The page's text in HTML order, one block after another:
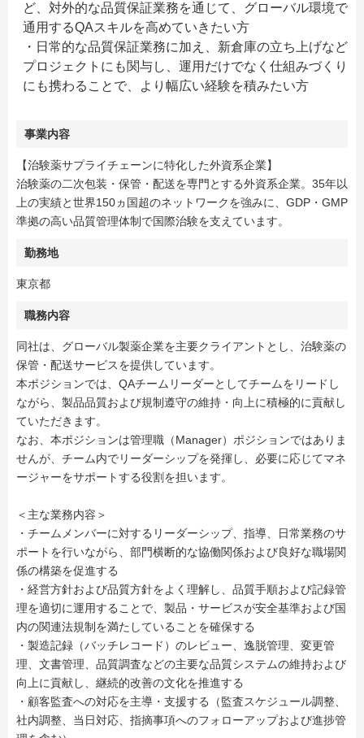
ど、対外的な品質保証業務を通じて、グローバル環境で
通用するQAスキルを高めていきたい方
・日常的な品質保証業務に加え、新倉庫の立ち上げなど
プロジェクトにも関与し、運用だけでなく仕組みづくり
にも携わることで、より幅広い経験を積みたい方
事業内容
【治験薬サプライチェーンに特化した外資系企業】
治験薬の二次包装・保管・配送を専門とする外資系企業。35年以
上の実績と世界150ヵ国超のネットワークを強みに、GDP・GMP
準拠の高い品質管理体制で国際治験を支えています。
勤務地
東京都
職務内容
同社は、グローバル製薬企業を主要クライアントとし、治験薬の
保管・配送サービスを提供しています。
本ポジションでは、QAチームリーダーとしてチームをリードし
ながら、製品品質および規制遵守の維持・向上に積極的に貢献し
ていただきます。
なお、本ポジションは管理職（Manager）ポジションではありま
せんが、チーム内でリーダーシップを発揮し、必要に応じてマネ
ージャーをサポートする役割を担います。
＜主な業務内容＞
・チームメンバーに対するリーダーシップ、指導、日常業務のサ
ポートを行いながら、部門横断的な協働関係および良好な職場関
係の構築を促進する
・経営方針および品質方針をよく理解し、品質手順および記録管
理を適切に運用することで、製品・サービスが安全基準および国
内の関連法規制を満たしていることを確保する
・製造記録（バッチレコード）のレビュー、逸脱管理、変更管
理、文書管理、品質調査などの主要な品質システムの維持および
向上に貢献し、継続的改善の文化を推進する
・顧客監査への対応を主導・支援する（監査スケジュール調整、
社内調整、当日対応、指摘事項へのフォローアップおよび進捗管